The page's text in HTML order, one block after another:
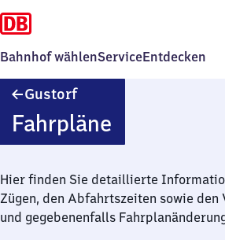
Bahnhof wählenServiceEntdecken
GustorfGustorf
Fahrpläne
Hier finden Sie detaillierte
Zügen, den Abfahrtszeiten sowie den
und gegebenenfalls